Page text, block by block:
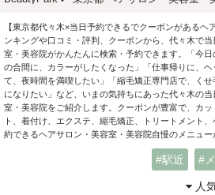
【東京都代々木×当日予約できるでクーポンがあるヘ
ンキングや口コミ・評判、クーポンから、代々木で
室・美容院がかんたんに検索・予約できます。「今
の合間に、カラーがしたくなった」「仕事帰りに、
て、夜時間を満喫したい」「縮毛矯正専門店で、く
になりたい」など、いまの気持ちにあった代々木の
室・美容院をご紹介します。クーポンが豊富で、カ
ト、着付け、エクステ、縮毛矯正、トリートメント
約できるヘアサロン・美容室・美容院自慢のメニュー
駅近
人